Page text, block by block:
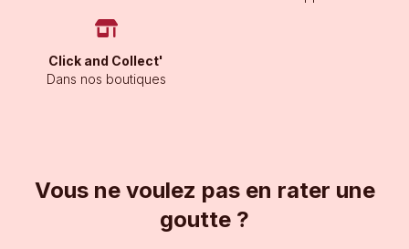
Click and Collect'
Dans nos boutiques
Vous ne voulez pas en rater une
goutte ?